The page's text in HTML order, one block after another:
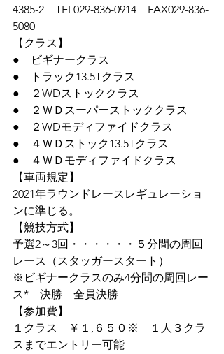
4385-2　TEL029-836-0914　FAX029-836-
5080
【クラス】
●　ビギナークラス
●　トラック13.5Tクラス
●　２WDストッククラス
●　２ＷＤスーパーストッククラス
●　２WDモディファイドクラス
●　４ＷＤストック13.5Tクラス
●　４ＷＤモディファイドクラス
【車両規定】
2021年ラウンドレースレギュレーショ
ンに準じる。
【競技方式】
予選2～3回・・・・・・５分間の周回
レース（スタッガースタート）
※ビギナークラスのみ4分間の周回レー
ス*　決勝　全員決勝
【参加費】
１クラス　￥１,６５０※　１人３クラ
スまでエントリー可能